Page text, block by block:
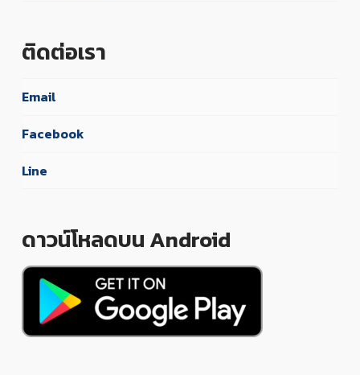
ติดต่อเรา
Email
Facebook
Line
ดาวน์โหลดบน Android